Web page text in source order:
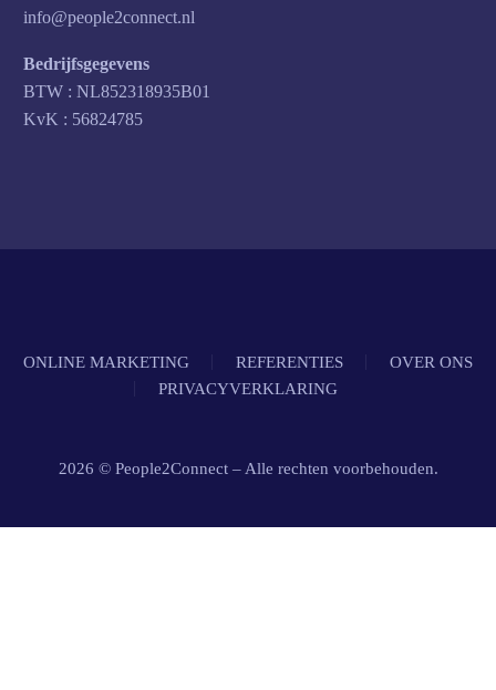
info@people2connect.nl
Bedrijfsgegevens
BTW : NL852318935B01
KvK : 56824785
ONLINE MARKETING REFERENTIES
OVER ONS
PRIVACYVERKLARING
2026 © People2Connect – Alle rechten voorbehouden.